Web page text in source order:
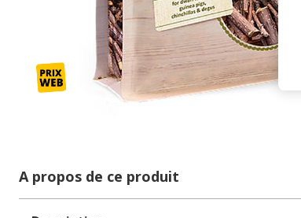
A propos de ce produit